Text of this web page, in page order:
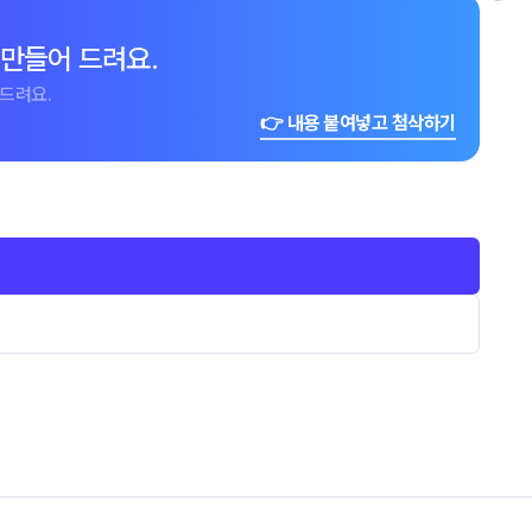
들어 드려요.
려요.
👉 내용 붙여넣고 첨삭하기